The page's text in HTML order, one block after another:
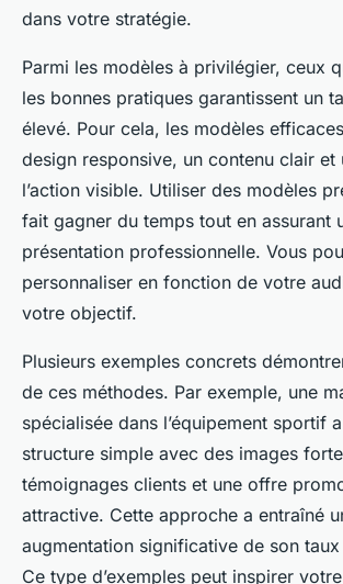
dans votre stratégie.
Parmi les modèles à privilégier, ceux
les bonnes pratiques garantissent un
élevé. Pour cela, les modèles
design responsive, un contenu clair et
l’action visible. Utiliser des modèles
fait gagner du temps tout en assurant
présentation professionnelle. Vous
personnaliser en fonction de votre
votre objectif.
Plusieurs exemples concrets
de ces méthodes. Par exemple, une
spécialisée dans l’équipement sportif
structure simple avec des images
témoignages clients et une offre
attractive. Cette approche a entraîné
augmentation significative de son taux
Ce type d’exemples peut inspirer